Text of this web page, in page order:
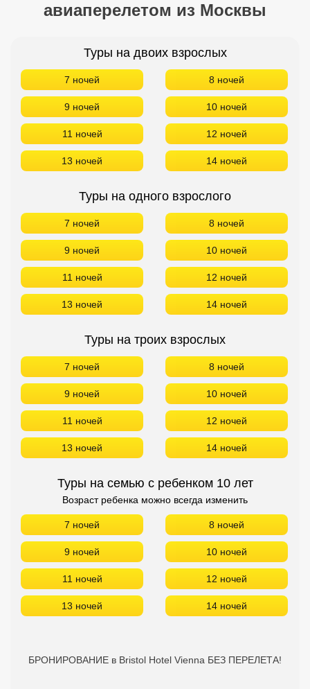
авиаперелетом из Москвы
Туры на двоих взрослых
7 ночей 8 ночей
9 ночей 10 ночей
11 ночей 12 ночей
13 ночей 14 ночей
Туры на одного взрослого
7 ночей 8 ночей
9 ночей 10 ночей
11 ночей 12 ночей
13 ночей 14 ночей
Туры на троих взрослых
7 ночей 8 ночей
9 ночей 10 ночей
11 ночей 12 ночей
13 ночей 14 ночей
Туры на семью с ребенком 10 лет
Возраст ребенка можно всегда изменить
7 ночей 8 ночей
9 ночей 10 ночей
11 ночей 12 ночей
13 ночей 14 ночей
БРОНИРОВАНИЕ в Bristol Hotel Vienna БЕЗ ПЕРЕЛЕТА!
Сетевые отели Бали
Сетевые отели Маврикия